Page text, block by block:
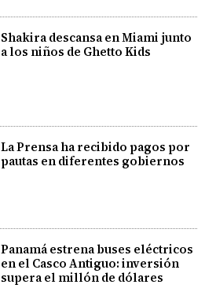
Shakira descansa en Miami junto
a los niños de Ghetto Kids
La Prensa ha recibido pagos por
pautas en diferentes gobiernos
Panamá estrena buses eléctricos
en el Casco Antiguo: inversión
supera el millón de dólares